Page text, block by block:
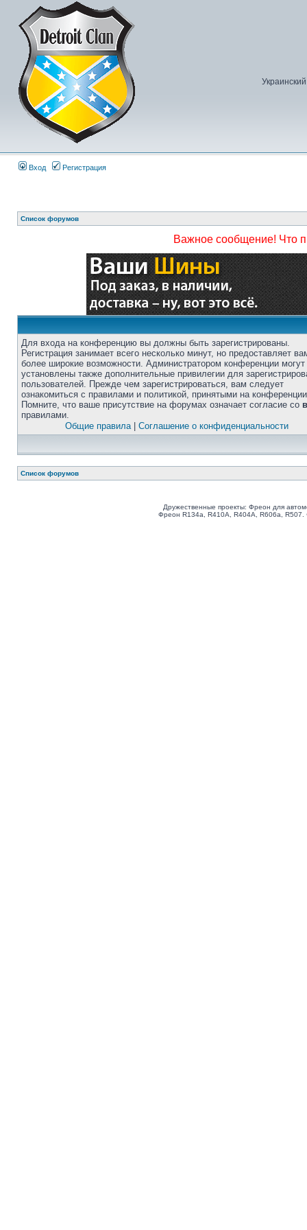
Вход Регистрация
Список форумов
Важное сообщение! Что
Для входа на конференцию вы должны быть зарегистрированы.
Регистрация занимает всего несколько минут, но предоставляет
более широкие возможности. Администратором конференции
установлены также дополнительные привилегии для
пользователей. Прежде чем зарегистрироваться, вам следует
ознакомиться с правилами и политикой, принятыми на
Помните, что ваше присутствие на форумах означает согласие со
правилами.
Общие правила| Соглашение о конфиденциальности
Список форумов
Дружественные проекты: Фреон для
Фреон R134a, R410A, R404A, R606a,